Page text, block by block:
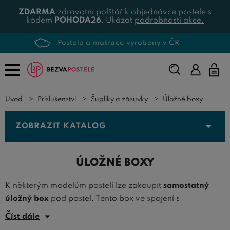
ZDARMA zdravotní polštář k objednávce postele s
kódem POHODA26. Ukázat podrobnosti akce.
Více než 500 produktů skladem
Napište,
co
Úvod Příslušenství Šuplíky a zásuvky Úložné boxy
ZOBRAZIT KATALOG
ÚLOŽNÉ BOXY
K některým modelům postelí lze zakoupit samostatný
úložný box pod postel. Tento box ve spojení s
výklopnými rošty dovede nabídnout
Číst dále